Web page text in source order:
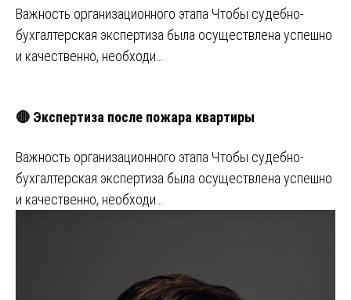
Важность организационного этапа Чтобы судебно-
бухгалтерская экспертиза была осуществлена успешно
и качественно, необходи…
🔴 Экспертиза после пожара квартиры
Важность организационного этапа Чтобы судебно-
бухгалтерская экспертиза была осуществлена успешно
и качественно, необходи…